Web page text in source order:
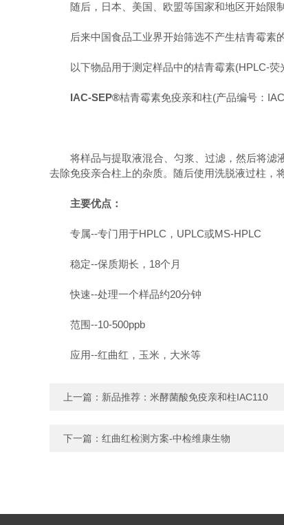
随后，日本、美国、欧盟等国家和地区开始限制
后来中国食品工业界开始筛选不产生桔青霉素的
以下物品用于测定样品中的桔青霉素(HPLC-荧
IAC-SEP®桔青霉素免疫亲和柱(产品编号：
将样品与提取液混合、匀浆、过滤，然后将滤液
去除免疫亲合柱上的杂质。随后使用洗脱液过柱，
主要优点：
专属--专门用于HPLC，UPLC或MS-HPLC
稳定--保质期长，18个月
快速--处理一个样品约20分钟
范围--10-500ppb
应用--红曲红，玉米，大米等
上一篇： 新品推荐：米酵菌酸免疫亲和柱IAC110
下一篇： 红曲红检测方案-中检维康生物